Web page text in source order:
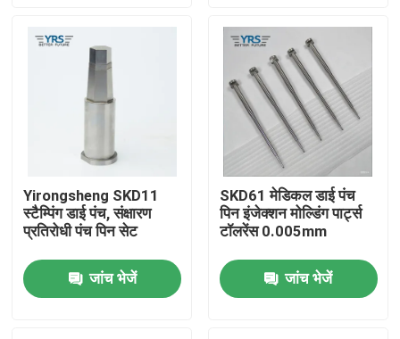
उत्पादों
हमारे बारे में
कारखाना भ्रमण
गुणवत्ता नियंत्रण
संपर्क करें
Yirongsheng SKD11
स्टैम्पिंग डाई पंच, संक्षारण
प्रतिरोधी पंच पिन सेट
जांच भेजें
SKD61 मेडिकल डाई पंच
पिन इंजेक्शन मोल्डिंग पार्ट्स
टॉलरेंस 0.005mm
जांच भेजें